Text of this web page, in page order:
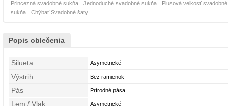
Princezná svadobné sukňa Jednoduché svadobné sukňa
Plusová velkosť
sukňa
Chýbať Svadobné šaty
Popis oblečenia
Silueta Asymetrické
Výstrih Bez ramienok
Pás Prírodné pása
Lem / Vlak Asymetrické